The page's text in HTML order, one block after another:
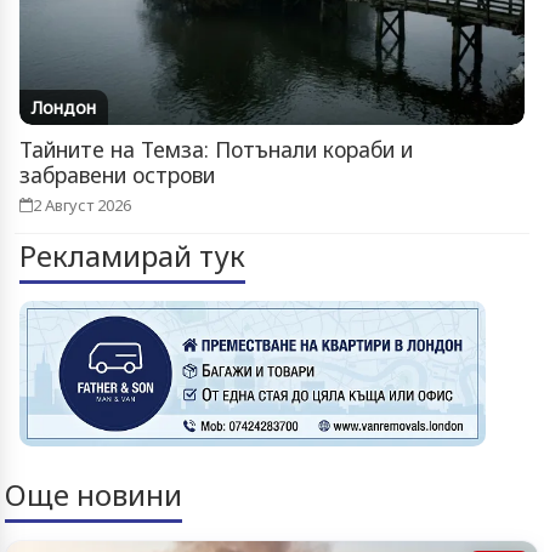
Лондон
Тайните на Темза: Потънали кораби и
забравени острови
2 Август 2026
Рекламирай тук
Още новини